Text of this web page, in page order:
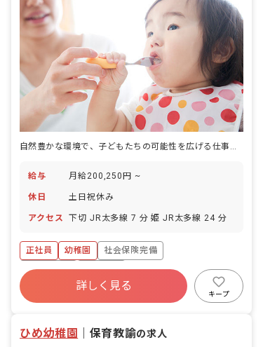
自然豊かな環境で、子どもたちの可能性を広げる仕事！昇給賞与あり。
給与 月給200,250円 ~
休日 土日祝休み
アクセス 下切 JR太多線 7 分 姫 JR太多線 24 分
正社員 幼稚園
社会保険完備
土日祝休み
車通勤可
詳しく見る
キープ
ひめ幼稚園 保育教諭の求人